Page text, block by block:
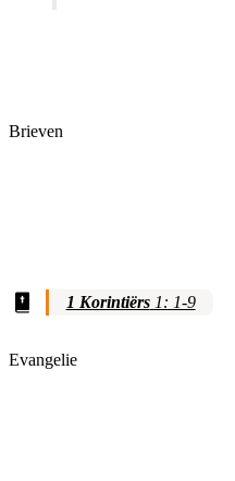
Brieven
1 Korintiërs1: 1-9
Evangelie